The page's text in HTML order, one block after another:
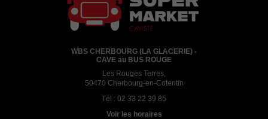
WBS CHERBOURG (LA GLACERIE) -
CAVE au BUS ROUGE
Les Rouges Terres,
50470 Cherbourg-en-Cotentin
Tél : 02 33 22 39 85
Voir les horaires